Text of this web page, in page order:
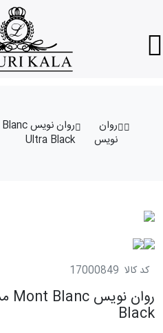
روان
نویس
Ultra Black
کد کالا 17000849
Black